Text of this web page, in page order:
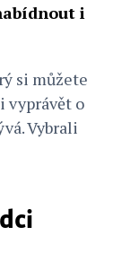
i
si můžete
vyprávět o
Vybrali